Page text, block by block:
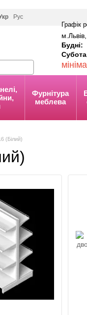
Рус
Графік
Будні:
Фурнітура
меблева
(Білий)